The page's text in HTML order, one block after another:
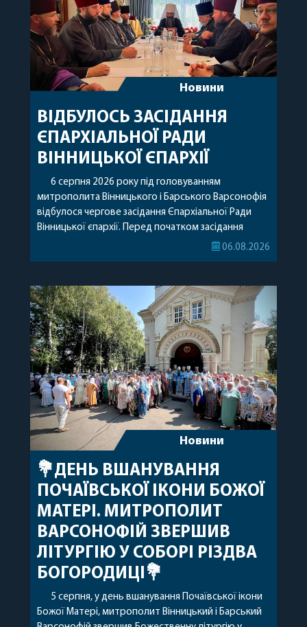
Новини
ВІДБУЛОСЬ ЗАСІДАННЯ
ЄПАРХІАЛЬНОЇ РАДИ
ВІННИЦЬКОЇ ЄПАРХІЇ
6 серпня 2026 року під головуванням
митрополита Вінницького і Барського Варсонофія
відбулося чергове засідання Єпархіальної Ради
Вінницької єпархії. Перед початком засідання
секретар Єпархіальної Ради від імені членів Ради
побажавши йому міцного здоров’я, Божої
допомоги, миру, духовної радості та
благословенних успіхів у подальшому
архіпастирському служінні. […]
06.08.2026
Новини
💐ДЕНЬ ВШАНУВАННЯ
ПОЧАЇВСЬКОЇ ІКОНИ БОЖОЇ
МАТЕРІ. МИТРОПОЛИТ
ВАРСОНОФІЙ ЗВЕРШИВ
ЛІТУРГІЮ У СОБОРІ РІЗДВА
БОГОРОДИЦІ💐
5 серпня, у день вшанування Почаївської ікони
Божої Матері, митрополит Вінницький і Барський